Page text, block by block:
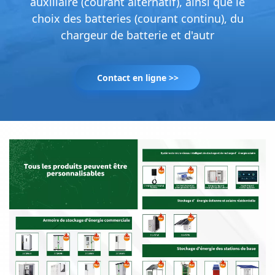
choix des batteries (courant continu), du
chargeur de batterie et d'autr
Contact en ligne >>